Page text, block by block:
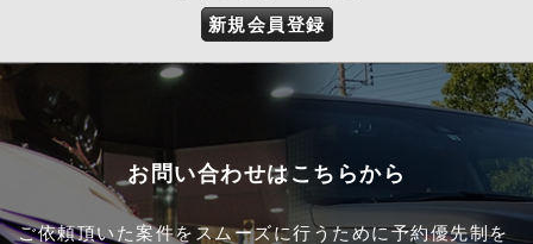
新規会員登録
お問い合わせはこちらから
ご依頼頂いた案件をスムーズに行うために予約優先制を